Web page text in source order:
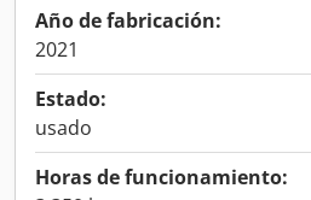
Año de fabricación:
2021
Estado:
usado
Horas de funcionamiento: